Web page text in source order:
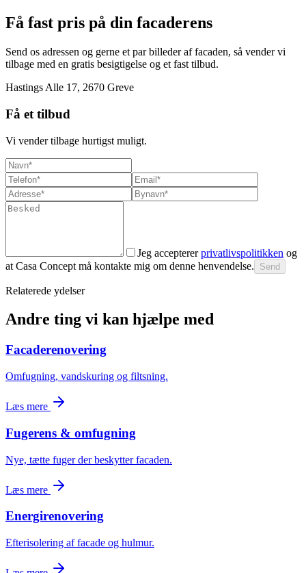
Få fast pris på din facaderens
Send os adressen og gerne et par billeder af facaden, så vender vi
tilbage med en gratis besigtigelse og et fast tilbud.
Hastings Alle 17, 2670 Greve
Få et tilbud
Vi vender tilbage hurtigst muligt.
Jeg accepterer privatlivspolitikken og
at Casa Concept må kontakte mig om denne henvendelse.
Send
Relaterede ydelser
Andre ting vi kan hjælpe med
Facaderenovering
Omfugning, vandskuring og filtsning.
Læs mere
Fugerens & omfugning
Nye, tætte fuger der beskytter facaden.
Læs mere
Energirenovering
Efterisolering af facade og hulmur.